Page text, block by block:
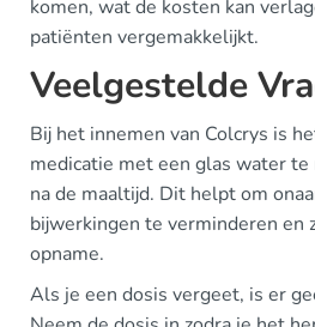
komen, wat de kosten kan
patiënten vergemakkelijkt.
Veelgestelde
Bij het innemen van Colcrys is
medicatie met een glas water
na de maaltijd. Dit helpt om
bijwerkingen te verminderen en
opname.
Als je een dosis vergeet, is er